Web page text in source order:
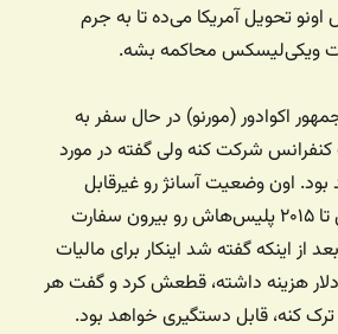
تحویل آمریکا می‌ده تا به جرم
ویکی‌لیسکس محاکمه بشه.
اکوادور (مورنو) در حال سفر به
شرکت کنه ولی گفته در مورد
اون وضعیت آسانژ رو غیرقابل
ادامه خونده. انگلیس تا ۲۰۱۵ پلیس‌هاش رو بیرون سفارت
از اینکه گفته شد اینکار برای مالیات
میلیون دلار هزینه داشته، قطعش کرد و گفت هر
کنه، قابل دستگیری خواهد بود.